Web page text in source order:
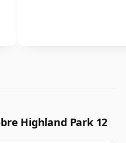
Highland Park 12